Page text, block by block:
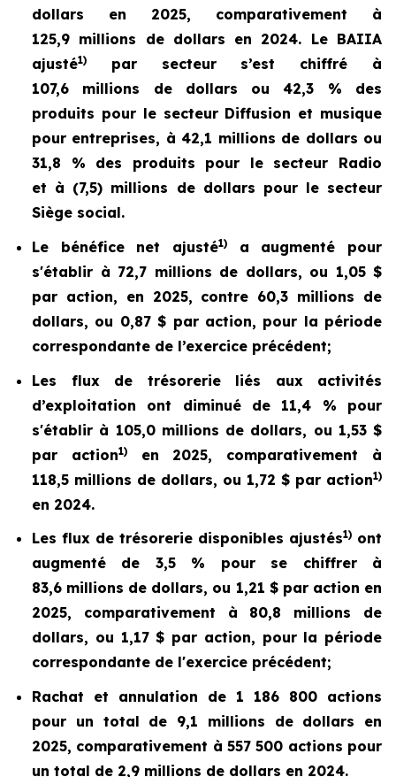
dollars en 2025, comparativement à
125,9 millions de dollars en 2024. Le BAIIA
ajusté1)
par secteur s’est chiffré à
107,6 millions de dollars ou 42,3 % des
produits pour le secteur Diffusion et musique
pour entreprises, à 42,1 millions de dollars ou
31,8 % des produits pour le secteur Radio
et à (7,5) millions de dollars pour le secteur
Siège social.
Le bénéfice net ajusté1)
a augmenté pour
s'établir à 72,7 millions de dollars, ou 1,05 $
par action, en 2025, contre 60,3 millions de
dollars, ou 0,87 $ par action, pour la période
correspondante de l’exercice précédent;
Les flux de trésorerie liés aux activités
d’exploitation ont diminué de 11,4 % pour
s'établir à 105,0 millions de dollars, ou 1,53 $
par action1)en 2025, comparativement à
118,5 millions de dollars, ou 1,72 $ par action1)
en 2024.
Les flux de trésorerie disponibles ajustés1) ont
augmenté de 3,5 % pour se chiffrer à
83,6 millions de dollars, ou 1,21 $ par action en
2025, comparativement à 80,8 millions de
dollars, ou 1,17 $ par action, pour la période
correspondante de l'exercice précédent;
Rachat et annulation de 1 186 800 actions
pour un total de 9,1 millions de dollars en
2025, comparativement à 557 500 actions pour
un total de 2,9 millions de dollars en 2024.